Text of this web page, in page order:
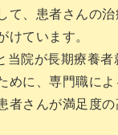
、患者さんの
ています。
院が長期療養者
に、専門職によ
者さんが満足度